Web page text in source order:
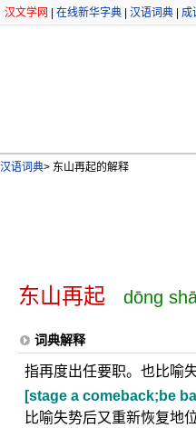
汉文学网 在线新华字典 汉语词典 成
汉语词典> 东山再起的解释
东山再起 dōng
词典解释
指再度出任要职。也比喻
[stage a comeback;be
比喻失势后又重新恢复地